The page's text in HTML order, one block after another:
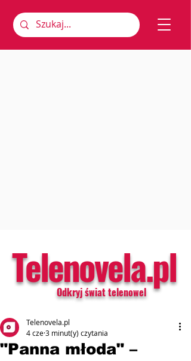
Telenovela.pl
Odkryj świat telenowel
"Panna młoda" –
Telenovela.pl
4 cze3 minut(y) czytania